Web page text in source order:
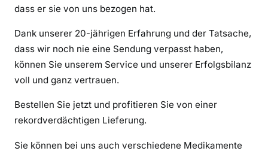
n
e
R
e
k
dass er sie von uns bezogen hat.
Dank unserer 20-jährigen Erfahrung und der Tatsache,
dass wir noch nie eine Sendung verpasst haben,
können Sie unserem Service und unserer Erfolgsbilanz
voll und ganz vertrauen.
Bestellen Sie jetzt und profitieren Sie von einer
rekordverdächtigen Lieferung.
Sie können bei uns auch verschiedene Medikamente